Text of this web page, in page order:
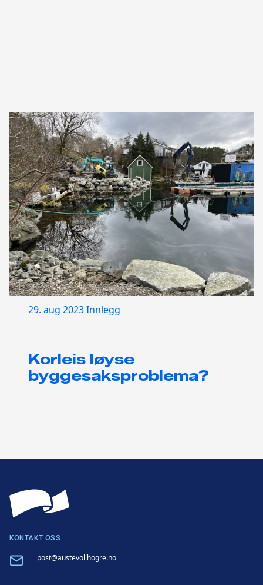
29. aug 2023Innlegg
Korleis løyse
byggesaksproblema?
KONTAKT OSS
Email post@austevollhogre.no